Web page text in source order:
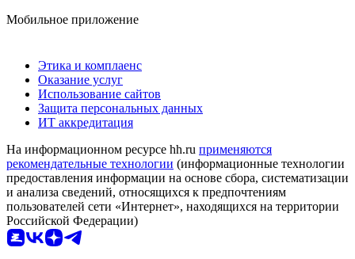
Мобильное приложение
Этика и комплаенс
Оказание услуг
Использование сайтов
Защита персональных данных
ИТ аккредитация
На информационном ресурсе hh.ru применяются
рекомендательные технологии (информационные технологии
предоставления информации на основе сбора, систематизации
и анализа сведений, относящихся к предпочтениям
пользователей сети «Интернет», находящихся на территории
Российской Федерации)